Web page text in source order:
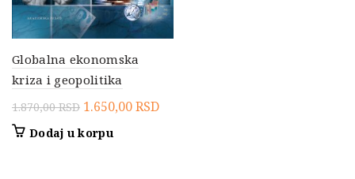
Globalna ekonomska
kriza i geopolitika
1.870,00RSD Originalna
1.650,00RSDTrenutna
Dodaj u korpu